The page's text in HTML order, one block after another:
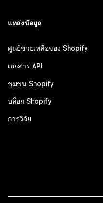
แหล่งข้อมูล
ศูนย์ช่วยเหลือของ Shopify
เอกสาร API
ชุมชน Shopify
บล็อก Shopify
การวิจัย